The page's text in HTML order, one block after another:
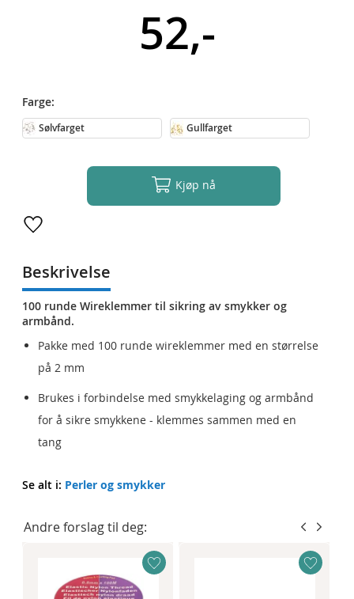
52,-
Farge
Sølvfarget Gullfarget
Kjøp nå
Beskrivelse
100 runde Wireklemmer til sikring av smykker og
armbånd.
Pakke med 100 runde wireklemmer med en størrelse
på 2 mm
Brukes i forbindelse med smykkelaging og armbånd
for å sikre smykkene - klemmes sammen med en
tang
Se alt i: Perler og smykker
Andre forslag til deg: